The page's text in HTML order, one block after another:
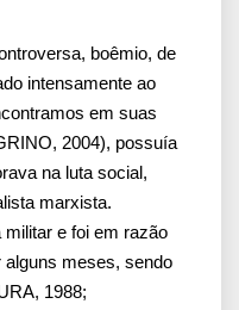
boêmio, de
intensamente ao
em suas
2004), possuía
na luta social,
marxista.
e foi em razão
meses, sendo
1988;